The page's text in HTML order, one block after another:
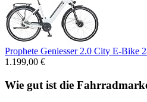
Prophete Geniesser 2.0 City E-Bike
1.199,00 €
Wie gut ist die